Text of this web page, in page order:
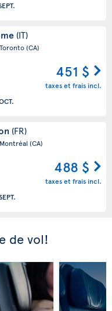
(IT)
(CA)
451 $
taxes et frais incl.
(FR)
(CA)
488 $
taxes et frais incl.
de vol!